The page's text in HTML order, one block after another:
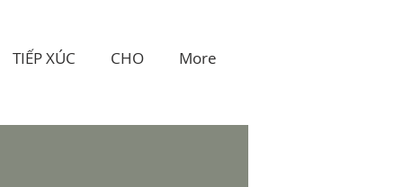
TIẾP XÚC CHO More